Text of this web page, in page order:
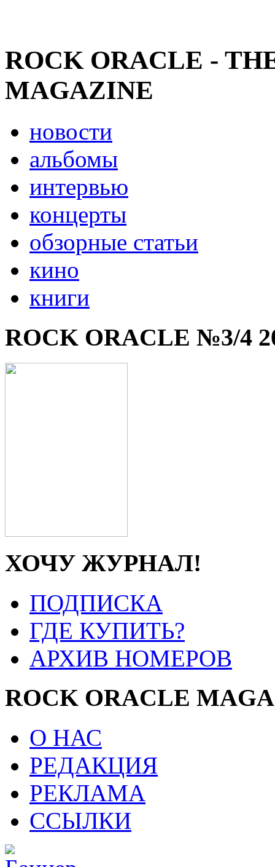
ROCK ORACLE -
MAGAZINE
новости
альбомы
интервью
концерты
обзорные статьи
кино
книги
ROCK ORACLE №3/4
ХОЧУ ЖУРНАЛ!
ПОДПИСКА
ГДЕ КУПИТЬ?
АРХИВ НОМЕРОВ
ROCK ORACLE
О НАС
РЕДАКЦИЯ
РЕКЛАМА
ССЫЛКИ